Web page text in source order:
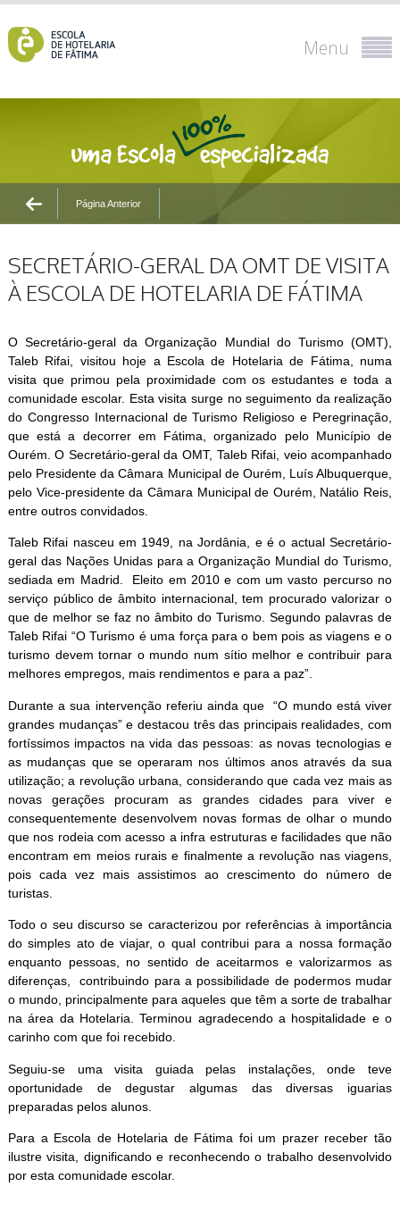
Menu
Página Anterior
SECRETÁRIO-GERAL DA OMT DE VISITA
À ESCOLA DE HOTELARIA DE FÁTIMA
O Secretário-geral da Organização Mundial do Turismo (OMT),
Taleb Rifai, visitou hoje a Escola de Hotelaria de Fátima, numa
visita que primou pela proximidade com os estudantes e toda a
comunidade escolar. Esta visita surge no seguimento da realização
do Congresso Internacional de Turismo Religioso e Peregrinação,
que está a decorrer em Fátima, organizado pelo Município de
Ourém. O Secretário-geral da OMT, Taleb Rifai, veio acompanhado
pelo Presidente da Câmara Municipal de Ourém, Luís Albuquerque,
pelo Vice-presidente da Câmara Municipal de Ourém, Natálio Reis,
entre outros convidados.
Taleb Rifai nasceu em 1949, na Jordânia, e é o actual Secretário-
geral das Nações Unidas para a Organização Mundial do Turismo,
sediada em Madrid. Eleito em 2010 e com um vasto percurso no
serviço público de âmbito internacional, tem procurado valorizar o
que de melhor se faz no âmbito do Turismo. Segundo palavras de
Taleb Rifai “O Turismo é uma força para o bem pois as viagens e o
turismo devem tornar o mundo num sítio melhor e contribuir para
melhores empregos, mais rendimentos e para a paz”.
Durante a sua intervenção referiu ainda que “O mundo está viver
grandes mudanças” e destacou três das principais realidades, com
fortíssimos impactos na vida das pessoas: as novas tecnologias e
as mudanças que se operaram nos últimos anos através da sua
utilização; a revolução urbana, considerando que cada vez mais as
novas gerações procuram as grandes cidades para viver e
consequentemente desenvolvem novas formas de olhar o mundo
que nos rodeia com acesso a infra estruturas e facilidades que não
encontram em meios rurais e finalmente a revolução nas viagens,
pois cada vez mais assistimos ao crescimento do número de
turistas.
Todo o seu discurso se caracterizou por referências à importância
do simples ato de viajar, o qual contribui para a nossa formação
enquanto pessoas, no sentido de aceitarmos e valorizarmos as
diferenças, contribuindo para a possibilidade de podermos mudar
o mundo, principalmente para aqueles que têm a sorte de trabalhar
na área da Hotelaria. Terminou agradecendo a hospitalidade e o
carinho com que foi recebido.
Seguiu-se uma visita guiada pelas instalações, onde teve
oportunidade de degustar algumas das diversas iguarias
preparadas pelos alunos.
Para a Escola de Hotelaria de Fátima foi um prazer receber tão
ilustre visita, dignificando e reconhecendo o trabalho desenvolvido
por esta comunidade escolar.